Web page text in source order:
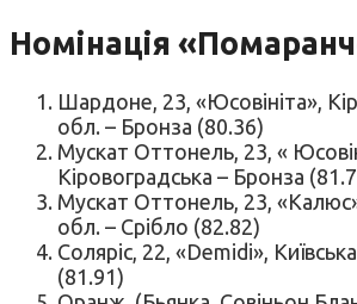
Номінація
Шардоне, 23, «Юсовініта»,
обл. – Бронза (80.36)
Мускат Оттонель, 23, «
Кіровоградська – Бронза
Мускат Оттонель, 23,
обл. – Срібло (82.82)
Соляріс, 22, «Demidі»,
(81.91)